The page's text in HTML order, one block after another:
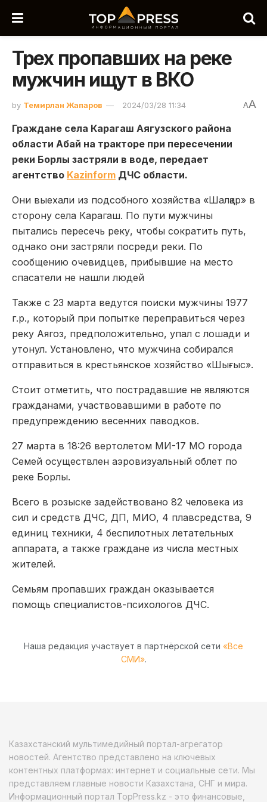
Трех пропавших на реке
мужчин ищут в ВКО
by Темирлан Жапаров 2024/03/28 11:34 AA
Граждане села Карагаш Аягузского района
области Абай на тракторе при пересечении
реки Борлы застряли в воде, передает
агентство Kazinform ДЧС области.
Они выехали из подсобного хозяйства «Шалқар» в
сторону села Карагаш. По пути мужчины
пытались пересечь реку, чтобы сократить путь,
однако они застряли посреди реки. По
сообщению очевидцев, прибывшие на место
спасатели не нашли людей
Также с 23 марта ведутся поиски мужчины 1977
г.р., который при попытке переправиться через
реку Аягоз, предположительно, упал с лошади и
утонул. Установлено, что мужчина собирался
отправиться в крестьянское хозяйство «Шығыс».
Стоит отметить, что пострадавшие не являются
гражданами, участвовавшими в работе по
предупреждению весенних паводков.
27 марта в 18:26 вертолетом МИ-17 МО города
Семей осуществлен аэровизуальный облет по
реке Борлы.
Всего в розыске задействовано 82 человека из
сил и средств ДЧС, ДП, МИО, 4 плавсредства, 9
единиц техники, 4 беспилотных летательных
аппарата, а также граждане из числа местных
жителей.
Семьям пропавших граждан оказывается
помощь специалистов-психологов ДЧС.
Наша редакция участвует в партнёрской сети «Все
СМИ».
Казахстанский мультимедийный портал-агрегатор
новостей. Агентство представлено на ключевых
контентных платформах: интернет и социальные сети. Мы
представляем главные новости Казахстана, СНГ и мира.
Информационный портал TopPress.kz - это финансовые,